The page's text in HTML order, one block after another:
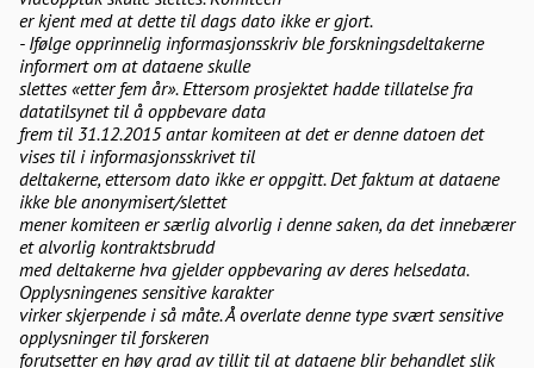
er kjent med at dette til dags dato ikke er gjort.
- Ifølge opprinnelig informasjonsskriv ble forskningsdeltakerne
informert om at dataene skulle
slettes «etter fem år». Ettersom prosjektet hadde tillatelse fra
datatilsynet til å oppbevare data
frem til 31.12.2015 antar komiteen at det er denne datoen det
vises til i informasjonsskrivet til
deltakerne, ettersom dato ikke er oppgitt. Det faktum at dataene
ikke ble anonymisert/slettet
mener komiteen er særlig alvorlig i denne saken, da det innebærer
et alvorlig kontraktsbrudd
med deltakerne hva gjelder oppbevaring av deres helsedata.
Opplysningenes sensitive karakter
virker skjerpende i så måte. Å overlate denne type svært sensitive
opplysninger til forskeren
forutsetter en høy grad av tillit til at dataene blir behandlet slik